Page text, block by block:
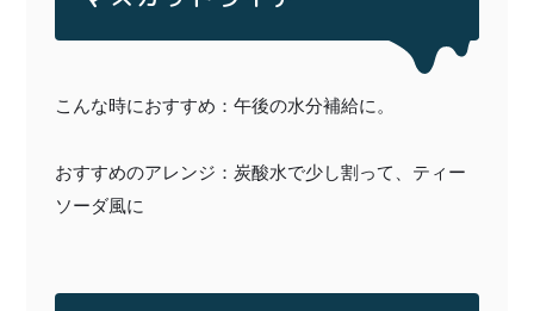
こんな時におすすめ：午後の水分補給に。
おすすめのアレンジ：炭酸水で少し割って、ティー
ソーダ風に